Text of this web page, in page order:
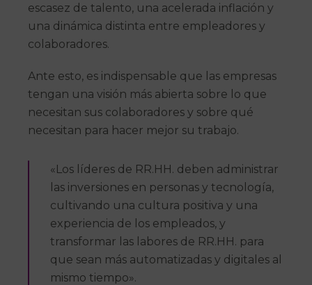
escasez de talento, una acelerada inflación y
una dinámica distinta entre empleadores y
colaboradores.
Ante esto, es indispensable que las empresas
tengan una visión más abierta sobre lo que
necesitan sus colaboradores y sobre qué
necesitan para hacer mejor su trabajo.
«Los líderes de RR.HH. deben administrar
las inversiones en personas y tecnología,
cultivando una cultura positiva y una
experiencia de los empleados, y
transformar las labores de RR.HH. para
que sean más automatizadas y digitales al
mismo tiempo».